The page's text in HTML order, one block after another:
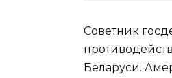
Советник
Беларуси.